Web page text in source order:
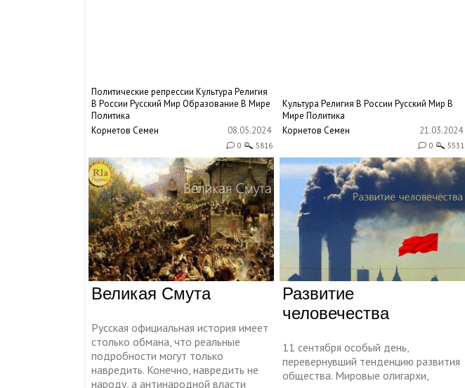
Политические репрессии Культура Религия
В России Русский Мир Образование В Мире
Политика
Корнетов Семен
08.05.2024
0 5816
Культура Религия В России Русский Мир В
Мире Политика
Корнетов Семен
21.03.2024
0 5531
Великая Смута
Русская официальная история имеет
столько обмана, что реальные
подробности могут только
навредить. Конечно, навредить не
народу, а антинародной власти
Развитие
человечества
11 сентября особый день,
перевернувший тенденцию развития
общества. Мировые олигархи,